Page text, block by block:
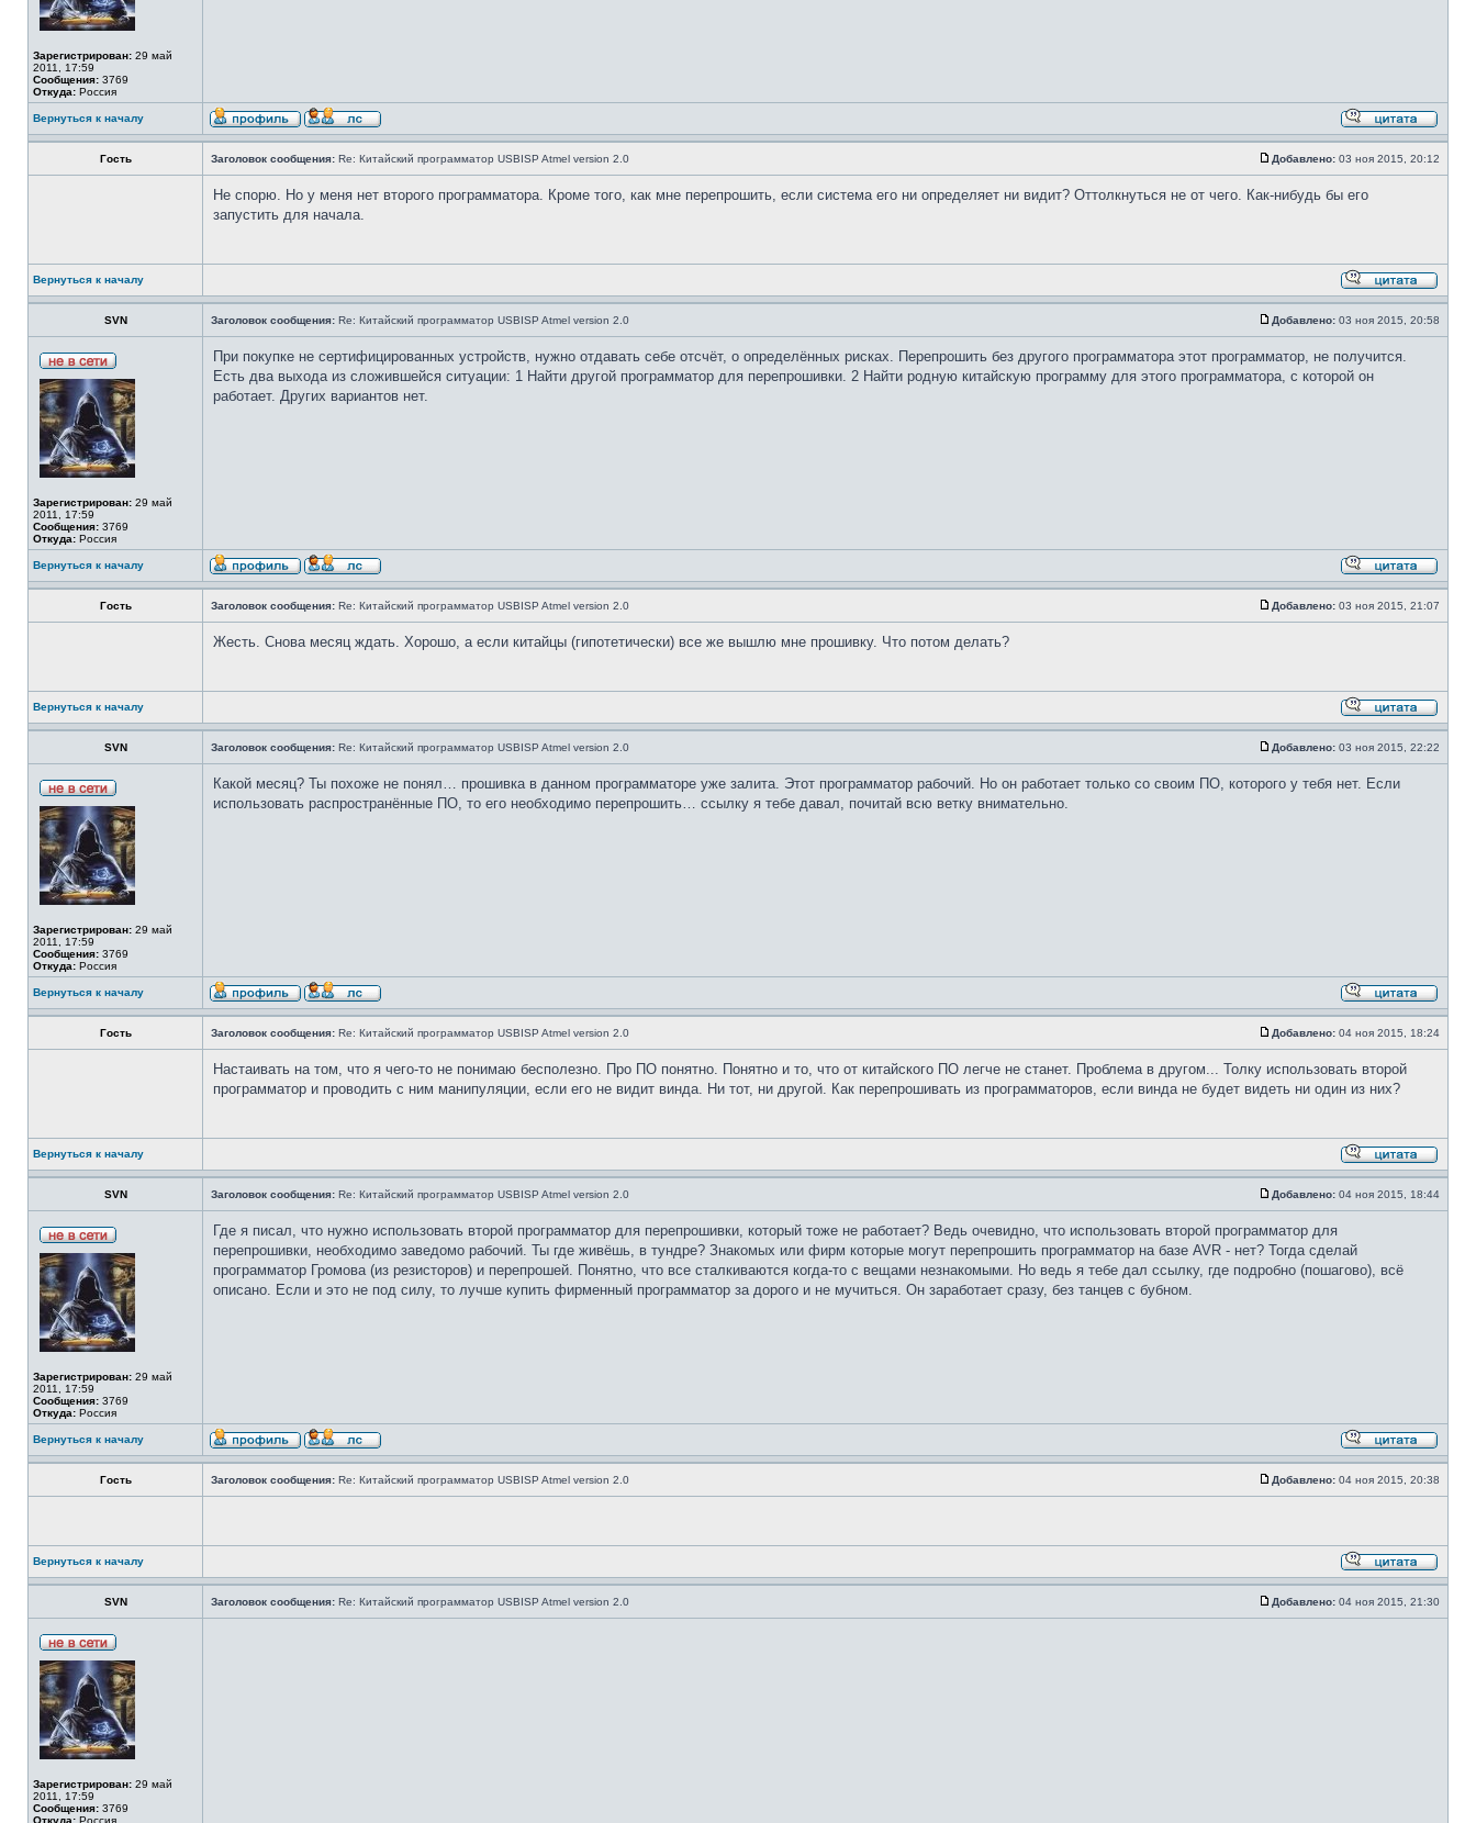
Зарегистрирован: 29 май
2011, 17:59
Сообщения: 3769
Откуда: Россия
Вернуться к началу
Гость Заголовок сообщения: Re: Китайский программатор USBISP Atmel version 2.0 Добавлено: 03 ноя 2015, 20:12
Не спорю. Но у меня нет второго программатора. Кроме того, как мне перепрошить, если система его ни определяет ни видит? Оттолкнуться не от чего. Как-нибудь бы его
запустить для начала.
Вернуться к началу
SVN Заголовок сообщения: Re: Китайский программатор USBISP Atmel version 2.0 Добавлено: 03 ноя 2015, 20:58
Зарегистрирован: 29 май
2011, 17:59
Сообщения: 3769
Откуда: Россия
При покупке не сертифицированных устройств, нужно отдавать себе отсчёт, о определённых рисках. Перепрошить без другого программатора этот программатор, не получится.
Есть два выхода из сложившейся ситуации: 1 Найти другой программатор для перепрошивки. 2 Найти родную китайскую программу для этого программатора, с которой он
работает. Других вариантов нет.
Вернуться к началу
Гость Заголовок сообщения: Re: Китайский программатор USBISP Atmel version 2.0 Добавлено: 03 ноя 2015, 21:07
Жесть. Снова месяц ждать. Хорошо, а если китайцы (гипотетически) все же вышлю мне прошивку. Что потом делать?
Вернуться к началу
SVN Заголовок сообщения: Re: Китайский программатор USBISP Atmel version 2.0 Добавлено: 03 ноя 2015, 22:22
Зарегистрирован: 29 май
2011, 17:59
Сообщения: 3769
Откуда: Россия
Какой месяц? Ты похоже не понял… прошивка в данном программаторе уже залита. Этот программатор рабочий. Но он работает только со своим ПО, которого у тебя нет. Если
использовать распространённые ПО, то его необходимо перепрошить… ссылку я тебе давал, почитай всю ветку внимательно.
Вернуться к началу
Гость Заголовок сообщения: Re: Китайский программатор USBISP Atmel version 2.0 Добавлено: 04 ноя 2015, 18:24
Настаивать на том, что я чего-то не понимаю бесполезно. Про ПО понятно. Понятно и то, что от китайского ПО легче не станет. Проблема в другом... Толку использовать второй
программатор и проводить с ним манипуляции, если его не видит винда. Ни тот, ни другой. Как перепрошивать из программаторов, если винда не будет видеть ни один из них?
Вернуться к началу
SVN Заголовок сообщения: Re: Китайский программатор USBISP Atmel version 2.0 Добавлено: 04 ноя 2015, 18:44
Зарегистрирован: 29 май
2011, 17:59
Сообщения: 3769
Откуда: Россия
Где я писал, что нужно использовать второй программатор для перепрошивки, который тоже не работает? Ведь очевидно, что использовать второй программатор для
перепрошивки, необходимо заведомо рабочий. Ты где живёшь, в тундре? Знакомых или фирм которые могут перепрошить программатор на базе AVR - нет? Тогда сделай
программатор Громова (из резисторов) и перепрошей. Понятно, что все сталкиваются когда-то с вещами незнакомыми. Но ведь я тебе дал ссылку, где подробно (пошагово), всё
описано. Если и это не под силу, то лучше купить фирменный программатор за дорого и не мучиться. Он заработает сразу, без танцев с бубном.
Вернуться к началу
Гость Заголовок сообщения: Re: Китайский программатор USBISP Atmel version 2.0 Добавлено: 04 ноя 2015, 20:38
Вернуться к началу
SVN Заголовок сообщения: Re: Китайский программатор USBISP Atmel version 2.0 Добавлено: 04 ноя 2015, 21:30
Зарегистрирован: 29 май
2011, 17:59
Сообщения: 3769
Откуда: Россия